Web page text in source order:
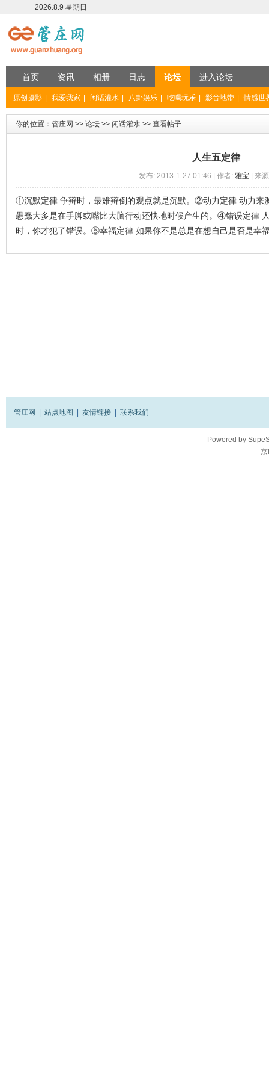
2026.8.9 星期日
首页 资讯 相册 日志 论坛 进入论坛
原创摄影 我爱我家 闲话灌水 八卦娱乐 吃喝玩乐 影音地带 情感世
你的位置： 管庄网 >> 论坛 >> 闲话灌水 >> 查看帖子
人生五定律
发布: 2013-1-27 01:46 | 作者: 雅宝 | 来
①沉默定律 争辩时，最难辩倒的观点就是沉默。②动力定律 动力来
愚蠢大多是在手脚或嘴比大脑行动还快地时候产生的。④错误定律
时，你才犯了错误。⑤幸福定律 如果你不是总是在想自己是否是幸
管庄网 站点地图 友情链接 联系我们
Powered by